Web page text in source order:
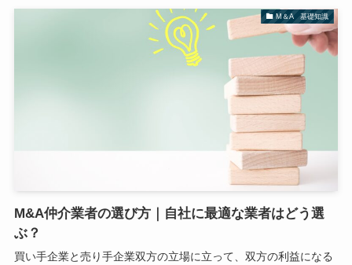
M＆A 基礎知識
M&A仲介業者の選び方｜自社に最適な業者はどう選
ぶ？
買い手企業と売り手企業双方の立場に立って、双方の利益になる